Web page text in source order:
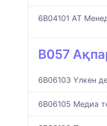
6B04101 АТ
B057
6B06103 Үлкен
6B06105 Медиа